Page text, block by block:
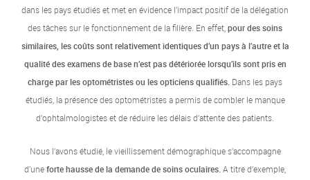
dans les pays étudiés et met en évidence l’impact positif de la délégation
des tâches sur le fonctionnement de la filière. En effet,pour des soins
similaires, les coûts sont relativement identiques d’un pays à l’autre et la
qualité des examens de base n’est pas détériorée lorsqu’ils sont pris en
charge par les optométristes ou les opticiens qualifiés. Dans les pays
étudiés, la présence des optométristes a permis de combler le manque
d’ophtalmologistes et de réduire les délais d’attente des patients.
Nous l’avons étudié, le vieillissement démographique s’accompagne
d’uneforte hausse de la demande de soins oculaires.A titre d’exemple,